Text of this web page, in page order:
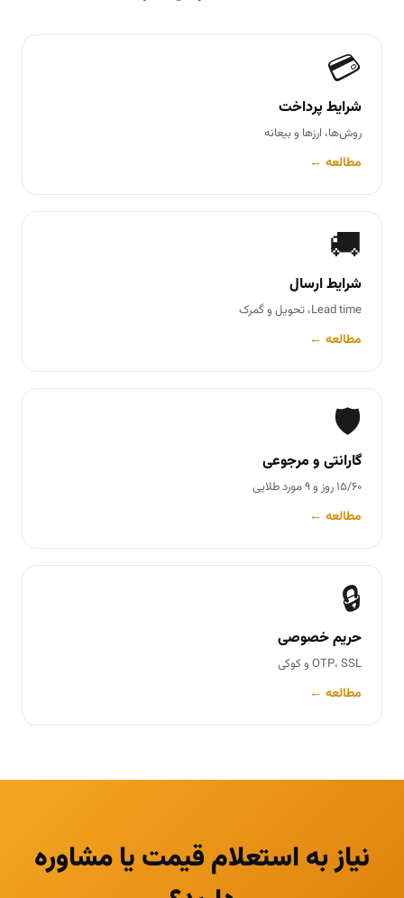
💳
شرایط پرداخت
روش‌ها، ارزها و بیعانه
مطالعه ←
🚚
شرایط ارسال
Lead time، تحویل و گمرک
مطالعه ←
🛡️
گارانتی و مرجوعی
۱۵/۶۰ روز و ۹ مورد طلایی
مطالعه ←
🔒
حریم خصوصی
OTP، SSL و کوکی
مطالعه ←
نیاز به استعلام قیمت یا مشاوره